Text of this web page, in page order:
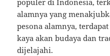
populer di Indonesia,
alamnya yang
pesona alamnya,
kaya akan budaya dan
dijelajahi.